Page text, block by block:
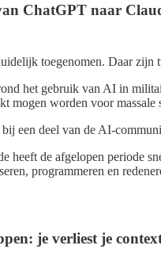
ChatGPT naar
toegenomen. Daar zijn
het gebruik van AI in
mogen worden voor
een deel van de AI-
heeft de afgelopen periode
programmeren en
je verliest je